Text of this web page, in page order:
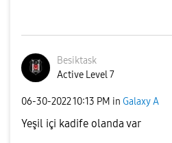
Besiktask
Active Level 7
‎06-30-202210:13 PM in Galaxy A
Yeşil içi kadife olanda var